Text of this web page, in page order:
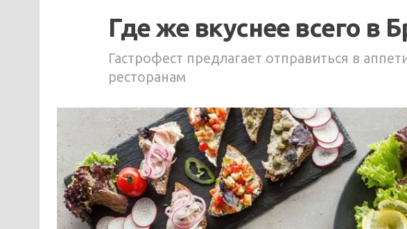
Где же вкуснее всего в
Гастрофест предлагает отправиться в
ресторанам